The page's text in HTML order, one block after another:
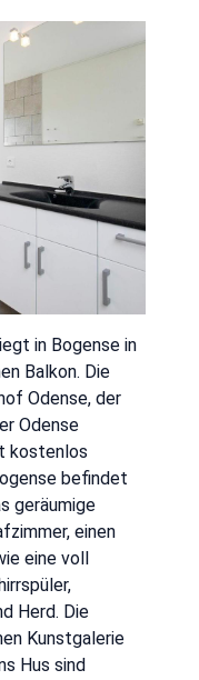
in Bogense in
Balkon. Die
Odense, der
Odense
kostenlos
befindet
geräumige
einen
eine voll
Herd. Die
Kunstgalerie
Hus sind